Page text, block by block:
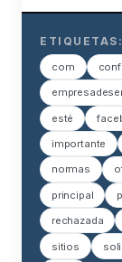
ETIQUETAS:
com
esté
importante
normas
principal
rechazada
sitios